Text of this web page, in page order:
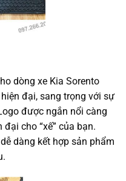
dòng xe Kia Sorento
đại, sang trọng với sự
được ngắn nổi càng
cho “xế” của bạn.
dàng kết hợp sản phẩm